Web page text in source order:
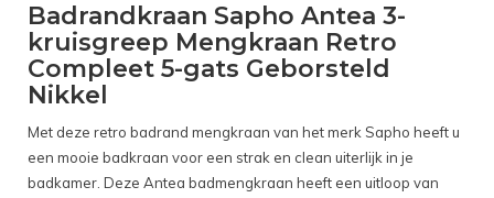
Badrandkraan Sapho Antea 3-
kruisgreep Mengkraan Retro
Compleet 5-gats Geborsteld
Nikkel
Met deze retro badrand mengkraan van het merk Sapho heeft u
een mooie badkraan voor een strak en clean uiterlijk in je
badkamer. Deze Antea badmengkraan heeft een uitloop van